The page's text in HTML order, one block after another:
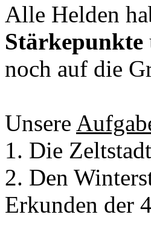
Alle Helden
Stärkepunkte
noch auf die
Unsere
1. Die
2. Den
Erkunden der